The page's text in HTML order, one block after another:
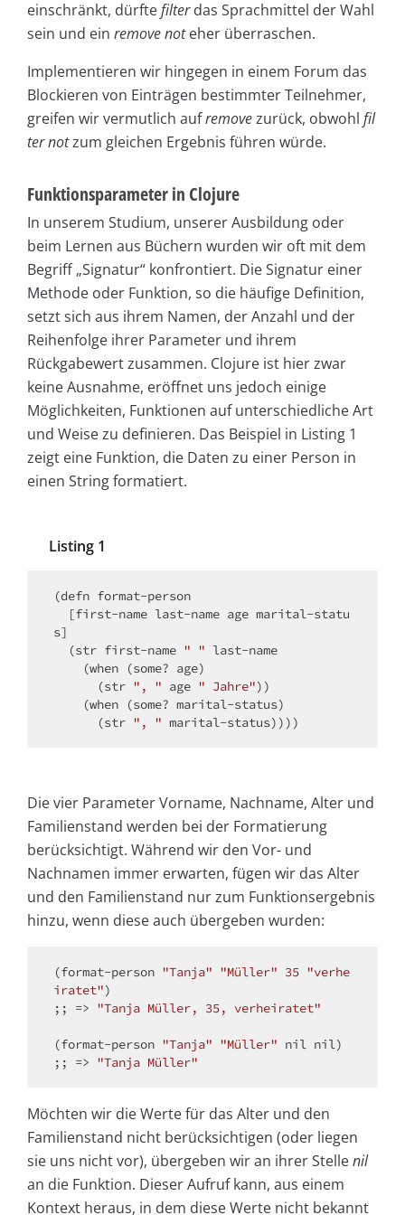
einschränkt, dürftefilterdas Sprachmittel der Wahl
sein und ein remove noteher überraschen.
Implementieren wir hingegen in einem Forum das
Blockieren von Einträgen bestimmter Teilnehmer,
greifen wir vermutlich aufremovezurück, obwohl fil
ter notzum gleichen Ergebnis führen würde.
Funktionsparameter in Clojure
In unserem Studium, unserer Ausbildung oder
beim Lernen aus Büchern wurden wir oft mit dem
Begriff „Signatur“ konfrontiert. Die Signatur einer
Methode oder Funktion, so die häufige Definition,
setzt sich aus ihrem Namen, der Anzahl und der
Reihenfolge ihrer Parameter und ihrem
Rückgabewert zusammen. Clojure ist hier zwar
keine Ausnahme, eröffnet uns jedoch einige
Möglichkeiten, Funktionen auf unterschiedliche Art
und Weise zu definieren. Das Beispiel in Listing 1
zeigt eine Funktion, die Daten zu einer Person in
einen String formatiert.
Listing 1
(defn format-person
s]
  (str first-name
" " last-name
      (str
", " age " Jahre"))
      (str
", "
Die vier Parameter Vorname, Nachname, Alter und
Familienstand werden bei der Formatierung
berücksichtigt. Während wir den Vor- und
Nachnamen immer erwarten, fügen wir das Alter
und den Familienstand nur zum Funktionsergebnis
hinzu, wenn diese auch übergeben wurden:
(format-person "Tanja" "Müller" 35 "verhe
iratet")
;; => "Tanja Müller, 35, verheiratet"
(format-person "Tanja" "Müller" nil nil)
;; => "Tanja Müller"
Möchten wir die Werte für das Alter und den
Familienstand nicht berücksichtigen (oder liegen
sie uns nicht vor), übergeben wir an ihrer Stellenil
an die Funktion. Dieser Aufruf kann, aus einem
Kontext heraus, in dem diese Werte nicht bekannt